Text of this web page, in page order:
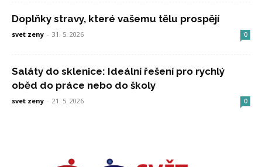
Doplňky stravy, které vašemu tělu prospějí
svet zeny - 31. 5. 2026 0
Saláty do sklenice: Ideální řešení pro rychlý
oběd do práce nebo do školy
svet zeny - 21. 5. 2026 0